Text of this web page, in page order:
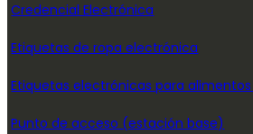
Credencial Electrónica
Etiquetas de ropa electrónica
Etiquetas electrónicas para
Punto de acceso (estación base)